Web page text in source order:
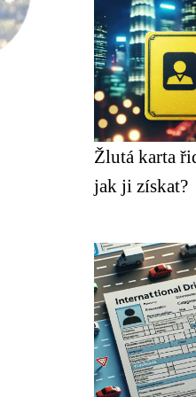
Žlutá karta
jak ji získat?